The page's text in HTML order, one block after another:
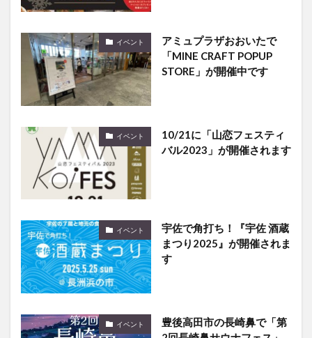
イベント
アミュプラザおおいたで
「MINE CRAFT POPUP
STORE」が開催中です
イベント
10/21に「山恋フェスティ
バル2023」が開催されます
イベント
宇佐で角打ち！『宇佐 酒蔵
まつり2025』が開催されま
す
イベント
豊後高田市の長崎鼻で「第